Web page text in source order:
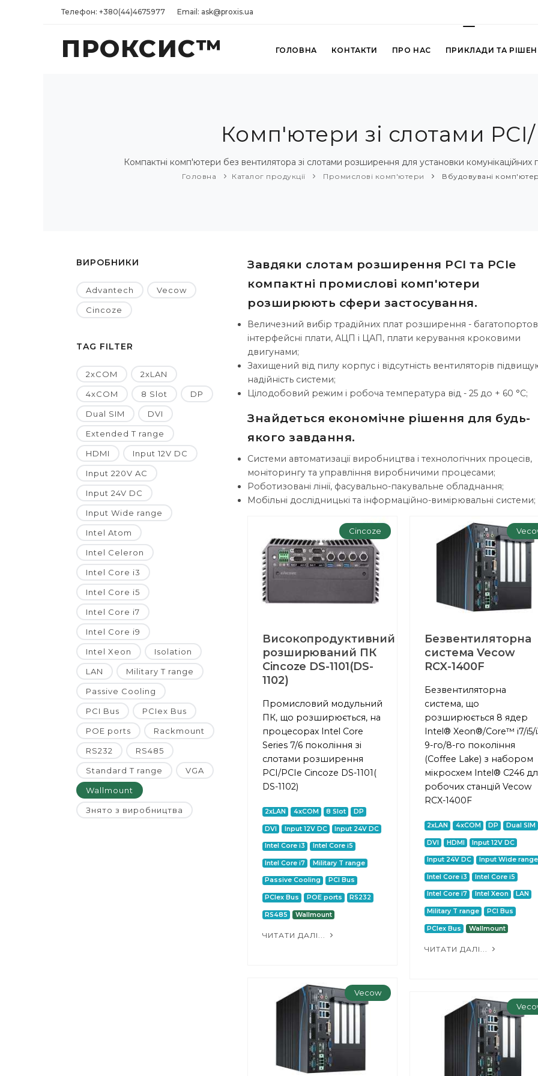
Телефон: +380(44)4675977 Email: ask@proxis.ua
ПРОКСИС™ ГОЛОВНА КОНТАКТИ ПРО НАС ПРИКЛАДИ ТА
Комп'ютери зі слотами
Компактні комп'ютери без вентилятора зі слотами розширення для установки комунікаційних
Головна Каталог продукції Промислові комп'ютери Вбудовувані
ВИРОБНИКИ
Advantech Vecow
Cincoze
TAG FILTER
2xCOM 2xLAN
4xCOM 8 Slot DP
Dual SIM DVI
Extended T range
HDMI Input 12V DC
Input 220V AC
Input 24V DC
Input Wide range
Intel Atom
Intel Celeron
Intel Core i3
Intel Core i5
Intel Core i7
Intel Core i9
Intel Xeon Isolation
LAN Military T range
Passive Cooling
PCI Bus PCIex Bus
POE ports Rackmount
RS232 RS485
Standard T range VGA
Wallmount
Знято з виробництва
Завдяки слотам розширення PCI та PCIe
компактні промислові комп'ютери
розширюють сфери застосування.
Величезний вибір традійних плат розширення -
інтерфейсні плати, АЦП і ЦАП, плати керування кроковими
двигунами;
Захищений від пилу корпус і відсутність вентиляторів
надійність системи;
Цілодобовий режим і робоча температура від - 25 до + 60 °С;
Знайдеться економічне рішення для будь-
якого завдання.
Системи автоматизації виробництва і технологічних процесів,
моніторингу та управління виробничими процесами;
Роботизовані лінії, фасувально-пакувальне обладнання;
Мобільні дослідницькі та інформаційно-вимірювальні системи;
Cincoze
Високопродуктивний
розширюваний ПК
Cincoze DS-1101(DS-
1102)
Промисловий модульний
ПК, що розширюється, на
процесорах Intel Core
Series 7/6 покоління зі
слотами розширення
PCI/PCIe Cincoze DS-1101(
DS-1102)
2xLAN 4xCOM 8 Slot DP
DVI Input 12V DC Input 24V DC
Intel Core i3 Intel Core i5
Intel Core i7 Military T range
Passive Cooling PCI Bus
PCIex Bus POE ports RS232
RS485 Wallmount
ЧИТАТИ ДАЛІ...
Безвентиляторна
система Vecow
RCX-1400F
Безвентиляторна
система, що
розширюється 8 ядер
Intel® Xeon®/Core™ i7/i5/
9-го/8-го покоління
(Coffee Lake) з набором
мікросхем Intel® C246
робочих станцій Vecow
RCX-1400F
2xLAN 4xCOM DP Dual SIM
DVI HDMI Input 12V DC
Input 24V DC Input Wide range
Intel Core i3 Intel Core i5
Intel Core i7 Intel Xeon LAN
Military T range PCI Bus
PCIex Bus Wallmount
ЧИТАТИ ДАЛІ...
Vecow